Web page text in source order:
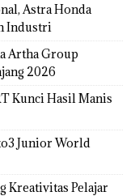
Astra Honda
Industri
Artha Group
2026
Kunci Hasil Manis
Junior World
Kreativitas Pelajar